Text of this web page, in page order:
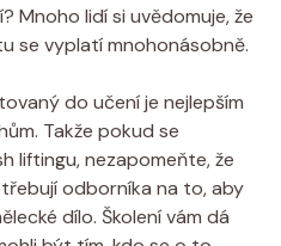
Mnoho lidí si uvědomuje, že
se vyplatí mnohonásobně.
do učení je nejlepším
Takže pokud se
liftingu, nezapomeňte, že
odborníka na to, aby
dílo. Školení vám dá